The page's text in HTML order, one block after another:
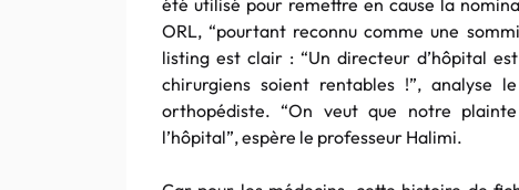
été utilisé pour remettre en cause la
ORL, “pourtant reconnu comme une
listing est clair : “Un directeur d’hôpital
chirurgiens soient rentables !”, analyse
orthopédiste. “On veut que notre
l’hôpital”, espère le professeur Halimi.